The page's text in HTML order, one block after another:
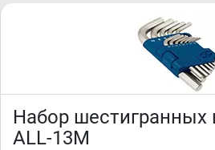
Набор
ALL-13M